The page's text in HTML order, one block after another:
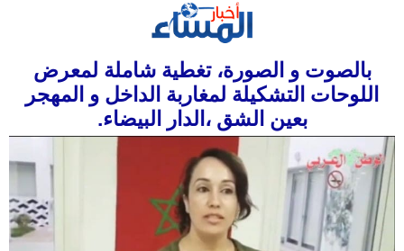
سياسة
إقتصاد
أخبار
الجالية
جهات
بالصوت و الصورة، تغطية شاملة لمعرض
اللوحات التشكيلة لمغاربة الداخل و المهجر
بعين الشق ،الدار البيضاء.